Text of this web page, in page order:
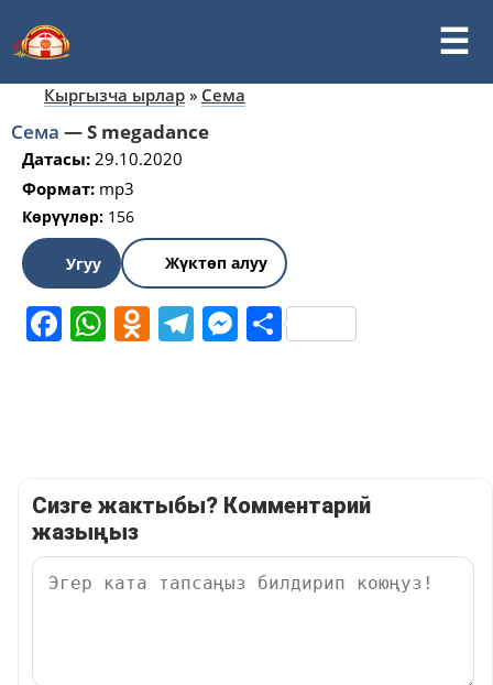
Кыргызча ырлар » Сема
Сема —S megadance
Датасы: 29.10.2020
Формат: mp3
Көрүүлөр: 156
Угуу Жүктөп алуу
Facebook
WhatsApp
Odnoklassniki
Telegram
Messenger
Share
Сизге жактыбы? Комментарий
жазыңыз